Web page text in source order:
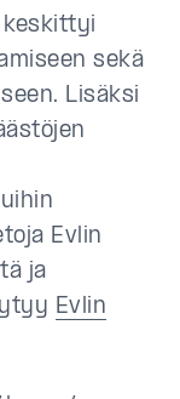
keskittyi
sekä
Lisäksi
Evlin
ja
Evlin